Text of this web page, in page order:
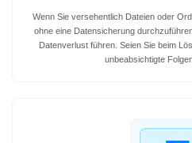
Wenn Sie versehentlich Dateien oder
ohne eine Datensicherung
Datenverlust führen. Seien Sie beim
unbeabsichtigte